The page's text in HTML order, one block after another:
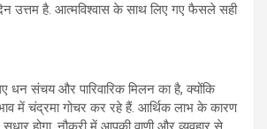
उत्तम है. आत्मविश्वास के साथ लिए गए फैसले सही
संचय और पारिवारिक मिलन का है, क्योंकि
भाव में चंद्रमा गोचर कर रहे हैं. आर्थिक लाभ के कारण